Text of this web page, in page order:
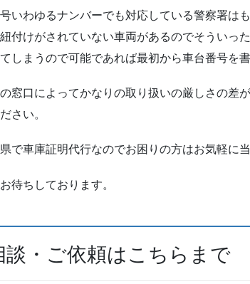
いわゆるナンバーでも対応している警察署は
付けがされていない車両があるのでそういっ
しまうので可能であれば最初から車台番号を
窓口によってかなりの取り扱いの厳しさの差
さい。
で車庫証明代行なのでお困りの方はお気軽に
待ちしております。
談・ご依頼はこちらまで